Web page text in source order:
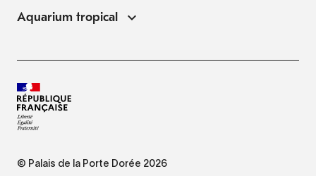
Aquarium tropical
© Palais de la Porte Dorée 2026